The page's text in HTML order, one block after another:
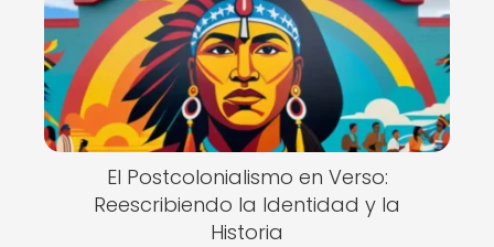
El Postcolonialismo en Verso:
Reescribiendo la Identidad y la
Historia